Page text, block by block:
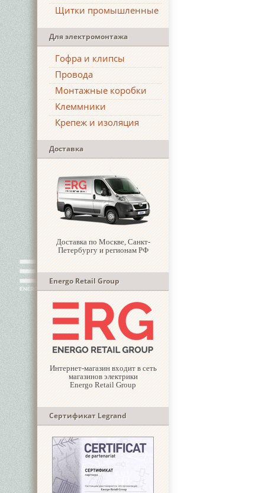
Щитки промышленные
Для электромонтажа
Гофра и клипсы
Провода
Монтажные коробки
Клеммники
Крепеж и изоляция
Доставка
Доставка по Москве, Санкт-
Петербургу и регионам РФ
Energo Retail Group
Интернет-магазин входит в сеть
магазинов электрики
Energo Retail Group
Сертификат Legrand